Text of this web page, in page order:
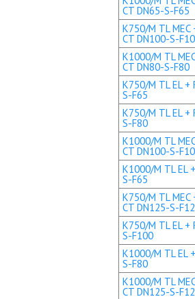
CT DN65-S-F65
K750/M TL MEC
CT DN100-S-
K1000/M TL
CT DN80-S-F80
K750/M TL EL +
S-F65
K750/M TL EL +
S-F80
K1000/M TL
CT DN100-S-
K1000/M TL EL
S-F65
K750/M TL MEC
CT DN125-S-
K750/M TL EL +
S-F100
K1000/M TL EL
S-F80
K1000/M TL
CT DN125-S-